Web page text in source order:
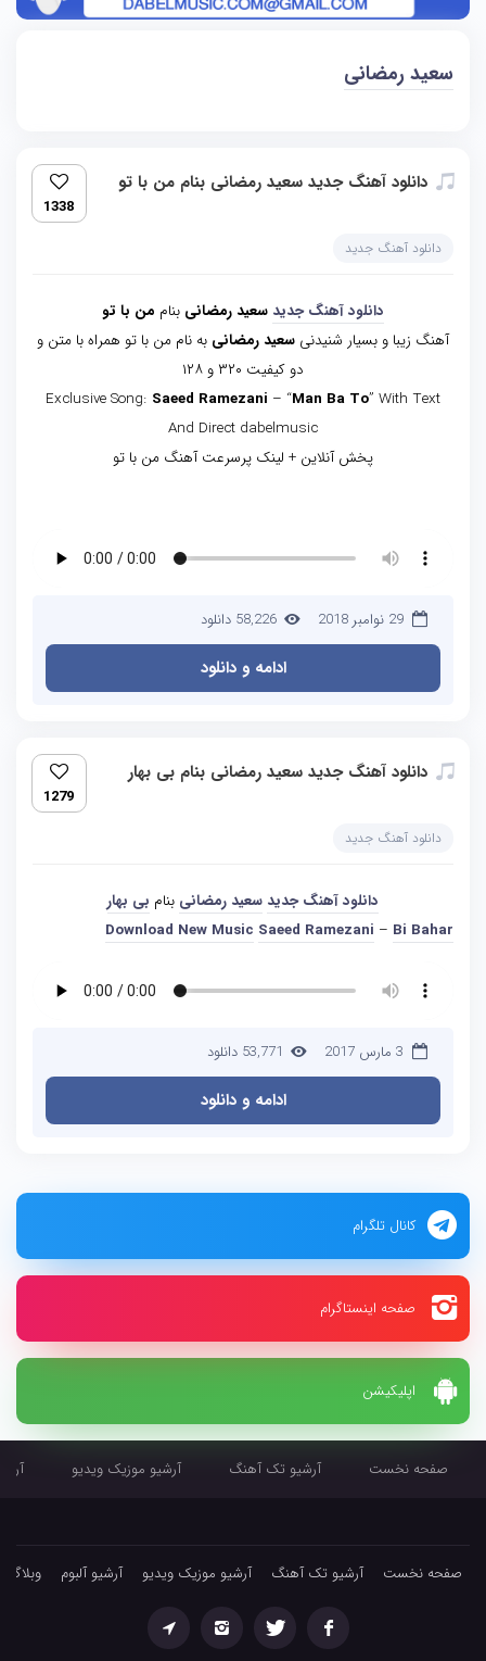
اپلیکیشن
سعید رمضانی
دانلود آهنگ جدید سعید رمضانی بنام من با تو
1338
دانلود آهنگ جدید
دانلود آهنگ جدید سعید رمضانی بنام من با تو
آهنگ زیبا و بسیار شنیدنی سعید رمضانی به نام من با تو همراه با متن و
دو کیفیت ۳۲۰ و ۱۲۸
Exclusive Song: Saeed Ramezani – “Man Ba To” With Text
And Direct dabelmusic
پخش آنلاین + لینک پرسرعت آهنگ من با تو
29 نوامبر 2018 58,226 دانلود
ادامه و دانلود
دانلود آهنگ جدید سعید رمضانی بنام بی بهار
1279
دانلود آهنگ جدید
دانلود آهنگ جدید سعید رمضانی بنام بی بهار
Download New Music Saeed Ramezani – Bi Bahar
3 مارس 2017 53,771 دانلود
ادامه و دانلود
کانال تلگرام
صفحه اینستاگرام
صفحه نخست آرشیو تک آهنگ آرشیو موزیک ویدیو
صفحه نخست آرشیو تک آهنگ آرشیو موزیک ویدیو آرشیو آلبوم وبلاگ